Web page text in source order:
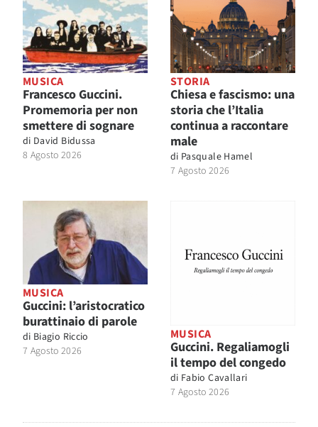
MUSICA
Francesco Guccini.
Promemoria per non
smettere di sognare
di David Bidussa
8 Agosto 2026
STORIA
Chiesa e fascismo: una
storia che l’Italia
continua a raccontare
male
di Pasquale Hamel
7 Agosto 2026
MUSICA
Guccini: l’aristocratico
burattinaio di parole
di Biagio Riccio
7 Agosto 2026
MUSICA
Guccini. Regaliamogli
il tempo del congedo
di Fabio Cavallari
7 Agosto 2026